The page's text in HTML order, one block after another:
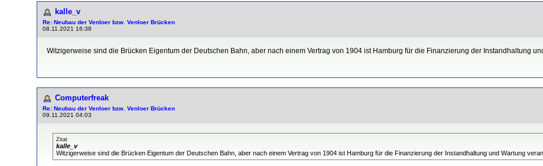
kalle_v
Re: Neubau der Venloer bzw. Venloer Brücken
08.11.2021 16:38
Witzigerweise sind die Brücken Eigentum der Deutschen Bahn, aber nach einem Vertrag von 1904 ist Hamburg für die Finanzierung der Instandhaltung
Computerfreak
Re: Neubau der Venloer bzw. Venloer Brücken
09.11.2021 04:03
Zitat
kalle_v
Witzigerweise sind die Brücken Eigentum der Deutschen Bahn, aber nach einem Vertrag von 1904 ist Hamburg für die Finanzierung der Instandhaltung und Wartung